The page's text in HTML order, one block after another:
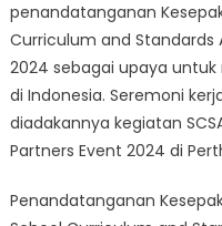
penandatanganan
Curriculum and Standards
2024 sebagai upaya
di Indonesia. Seremoni
diadakannya kegiatan
Partners Event 2024 di
Penandatanganan